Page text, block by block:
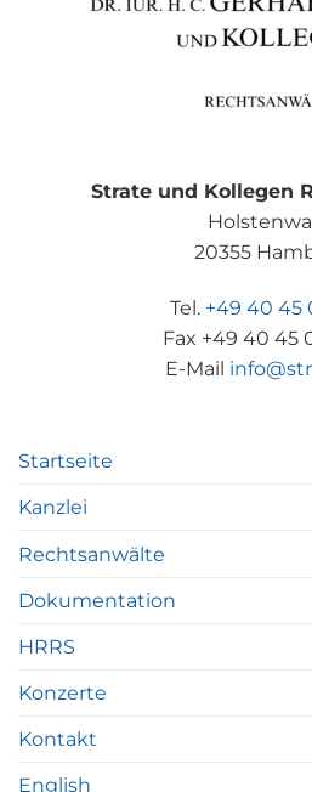
Strate und Kollegen
20355
Tel. +49 40 45
Fax +49 40 45
E-Mail
Startseite
Kanzlei
Rechtsanwälte
Dokumentation
HRRS
Konzerte
Kontakt
English